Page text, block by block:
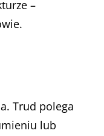
–
Trud polega
lub